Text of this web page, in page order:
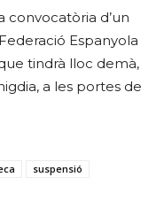
convocatòria d’un
Espanyola
tindrà lloc demà,
a les portes de
suspensió